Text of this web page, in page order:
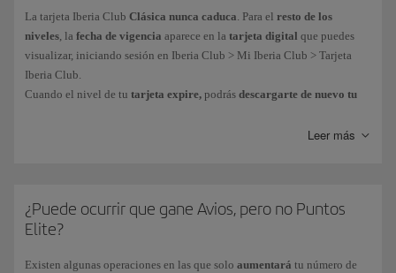
Por lascompras efectuadas con las tarjetas de crédito de nuestros
partners financieros. Mas información sobre nuestrospartners
financieros.
obtienen al adquirirbilletes con Avios.
* El Grupo Iberia está formado por Iberia, Iberia Regional/Air Nostrum e
Iberia Express).
La tarjeta Iberia Club Clásica nunca caduca. Para el resto de los
niveles, la fecha de vigencia aparece en la tarjeta digital que puedes
visualizar, iniciando sesión en Iberia Club > Mi Iberia Club > Tarjeta
Iberia Club.
Cuando el nivel de tu tarjeta expire, podrás descargarte de nuevo tu
plástico y la puedes obtener inmediatamente en tu dispositivo móvil.
Leer más
¿Puede ocurrir que gane Avios, pero no Puntos
Elite?
Existen algunas operaciones en las que solo aumentará tu número de